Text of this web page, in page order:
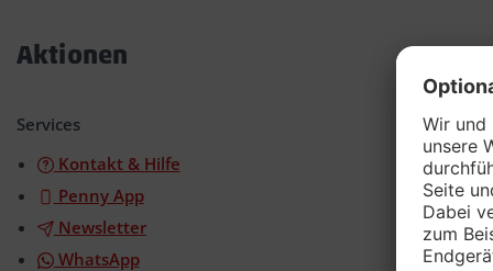
Aktionen
Services
Kontakt & Hilfe
Penny App
Newsletter
WhatsApp